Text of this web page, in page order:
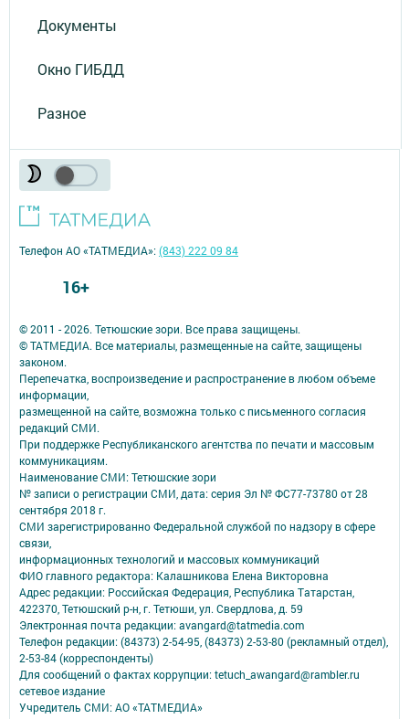
Документы
Окно ГИБДД
Разное
© 2011 - 2026. Тетюшские зори. Все права защищены.
© ТАТМЕДИА. Все материалы, размещенные на сайте, защищены
законом.
Перепечатка, воспроизведение и распространение в любом объеме
информации,
размещенной на сайте, возможна только с письменного согласия
редакций СМИ.
При поддержке Республиканского агентства по печати и массовым
коммуникациям.
Наименование СМИ: Тетюшские зори
№ записи о регистрации СМИ, дата: серия Эл № ФС77-73780 от 28
сентября 2018 г.
СМИ зарегистрированно Федеральной службой по надзору в сфере
связи,
информационных технологий и массовых коммуникаций
ФИО главного редактора: Калашникова Елена Викторовна
Адрес редакции: Российская Федерация, Республика Татарстан,
422370, Тетюшский р-н, г. Тетюши, ул. Свердлова, д. 59
Электронная почта редакции: avangard@tatmedia.com
Телефон редакции: (84373) 2-54-95, (84373) 2-53-80 (рекламный отдел),
2-53-84 (корреспонденты)
Для сообщений о фактах коррупции: tetuch_awangard@rambler.ru
сетевое издание
Учредитель СМИ: АО «ТАТМЕДИА»
Телефон АО «ТАТМЕДИА»:(843) 222 09 84
16+